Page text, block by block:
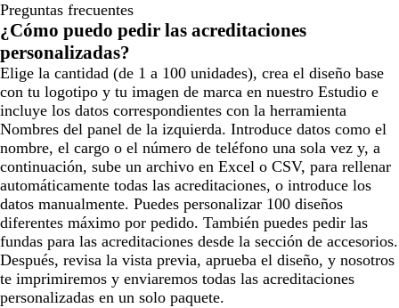
Preguntas frecuentes
¿Cómo puedo pedir las acreditaciones
personalizadas?
Elige la cantidad (de 1 a 100 unidades), crea el diseño base
con tu logotipo y tu imagen de marca en nuestro Estudio e
incluye los datos correspondientes con la herramienta
Nombres del panel de la izquierda. Introduce datos como el
nombre, el cargo o el número de teléfono una sola vez y, a
continuación, sube un archivo en Excel o CSV, para rellenar
automáticamente todas las acreditaciones, o introduce los
datos manualmente. Puedes personalizar 100 diseños
diferentes máximo por pedido. También puedes pedir las
fundas para las acreditaciones desde la sección de accesorios.
Después, revisa la vista previa, aprueba el diseño, y nosotros
te imprimiremos y enviaremos todas las acreditaciones
personalizadas en un solo paquete.